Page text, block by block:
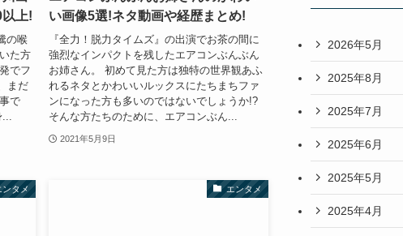
上!
の喉
た方
でフ
まだ
で
い画像5選!ネタ動画や経歴まとめ!
『全力！脱力タイムズ』の出演でお茶の間に
強烈なインパクトを残したエアコンぶんぶん
お姉さん。 初めて見た方は独特の世界観あふ
れるネタとかわいいルックスにたちまちファ
ンになった方も多いのではないでしょうか!?
そんな方たちのために、エアコンぶん...
2021年5月9日
ンタメ エンタメ
2026年5月
2025年8月
2025年7月
2025年6月
2025年5月
2025年4月